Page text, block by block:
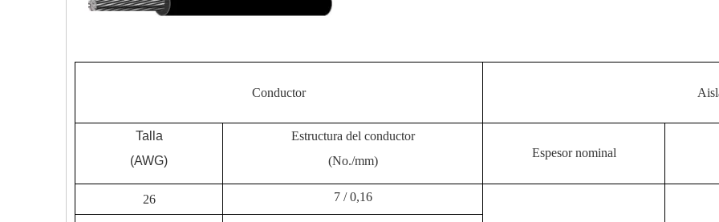
Conductor
Talla
(AWG)
Estructura del conductor
(No./mm)
Espesor nominal
26 7 / 0,16